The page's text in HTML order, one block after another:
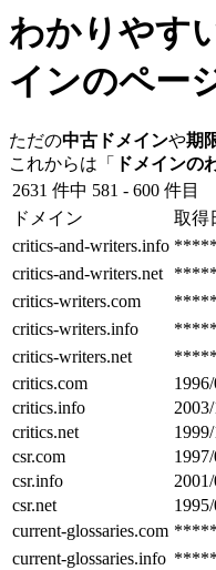
わかりやす
インのペー
ただの中古ドメインや期
これからは「
ドメインの
2631 件中 581 - 600 件目
ドメイン
取得
critics-and-writers.info *****
critics-and-writers.net
*****
critics-writers.com
*****
critics-writers.info
*****
critics-writers.net
*****
critics.com
critics.info
critics.net
csr.com
csr.info
csr.net
current-glossaries.com *****
current-glossaries.info *****